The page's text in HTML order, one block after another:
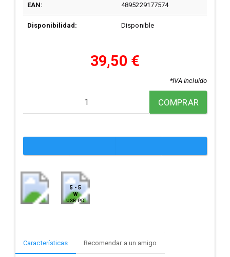
EAN: 4895229177574
Disponibilidad: Disponible
39,50 €
*IVA Incluido
COMPRAR
5 - 5
W
USB PD
Características Recomendar a un amigo